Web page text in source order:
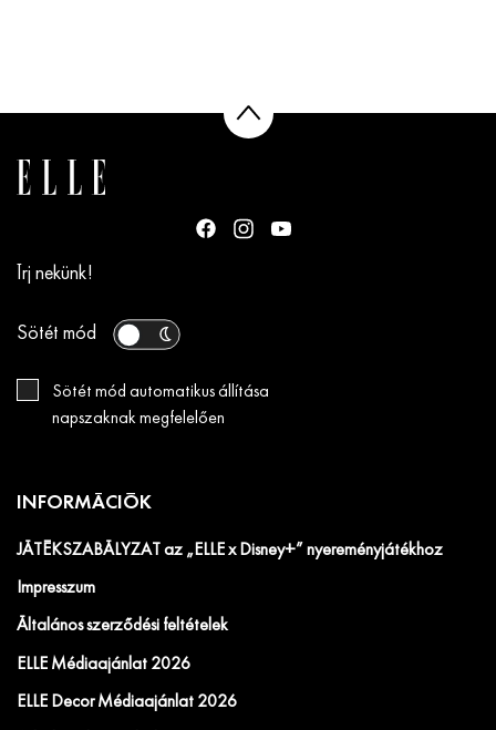
Írj nekünk!
Sötét mód
Sötét mód automatikus állítása
napszaknak megfelelően
INFORMÁCIÓK
JÁTÉKSZABÁLYZAT az „ELLE x Disney+” nyereményjátékhoz
Impresszum
Általános szerződési feltételek
ELLE Médiaajánlat 2026
ELLE Decor Médiaajánlat 2026